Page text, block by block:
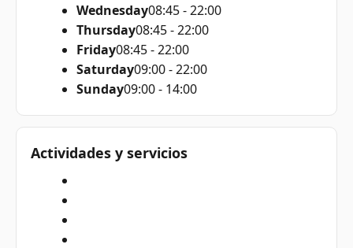
Wednesday08:45 - 22:00
Thursday08:45 - 22:00
Friday08:45 - 22:00
Saturday09:00 - 22:00
Sunday09:00 - 14:00
Actividades y servicios